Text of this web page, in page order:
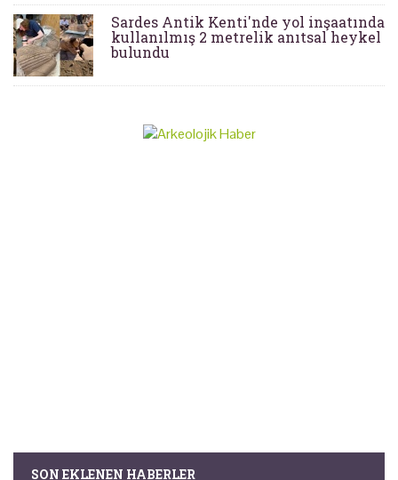
Sardes Antik Kenti'nde yol inşaatında
kullanılmış 2 metrelik anıtsal heykel
bulundu
SON EKLENEN HABERLER